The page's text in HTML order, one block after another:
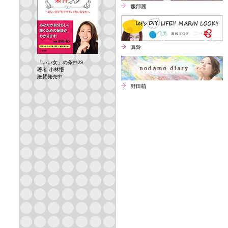
「いい女」の条件29
著者 小林悟
絶賛発売中
服部麗
真鈴
野田萌